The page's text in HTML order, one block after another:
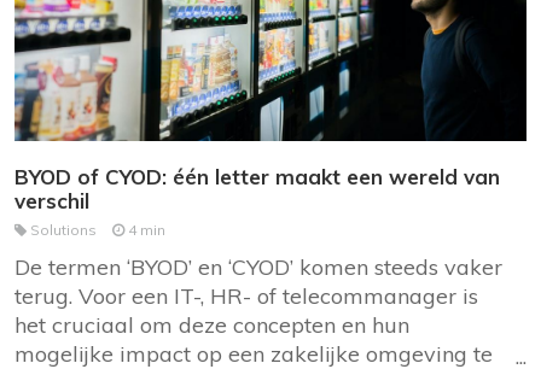
BYOD of CYOD: één letter maakt een wereld van
verschil
Solutions 4 min
De termen ‘BYOD’ en ‘CYOD’ komen steeds vaker
terug. Voor een IT-, HR- of telecommanager is
het cruciaal om deze concepten en hun
mogelijke impact op een zakelijke omgeving te